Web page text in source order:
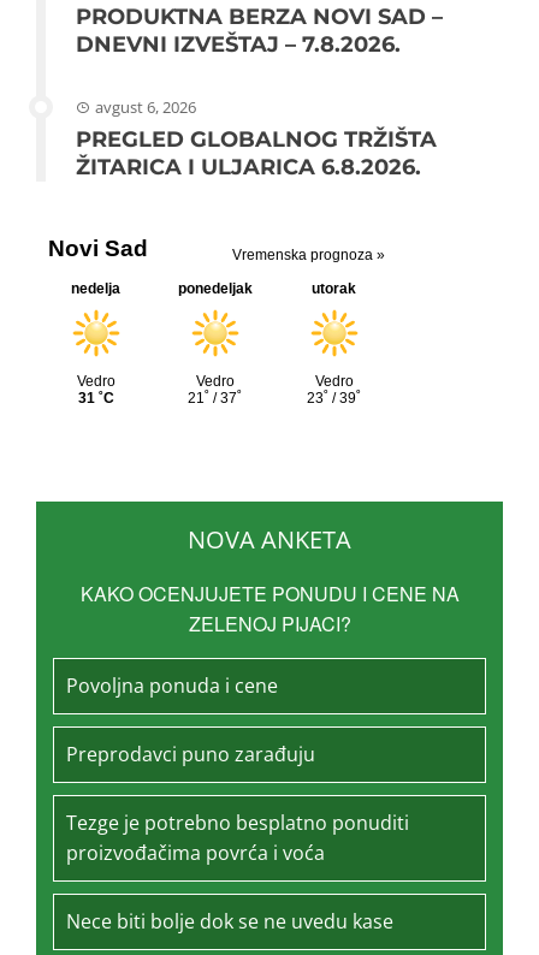
PRODUKTNA BERZA NOVI SAD –
DNEVNI IZVEŠTAJ – 7.8.2026.
avgust 6, 2026
PREGLED GLOBALNOG TRŽIŠTA
ŽITARICA I ULJARICA 6.8.2026.
NOVA ANKETA
KAKO OCENJUJETE PONUDU I CENE NA
ZELENOJ PIJACI?
Povoljna ponuda i cene
Preprodavci puno zarađuju
Tezge je potrebno besplatno ponuditi
proizvođačima povrća i voća
Nece biti bolje dok se ne uvedu kase